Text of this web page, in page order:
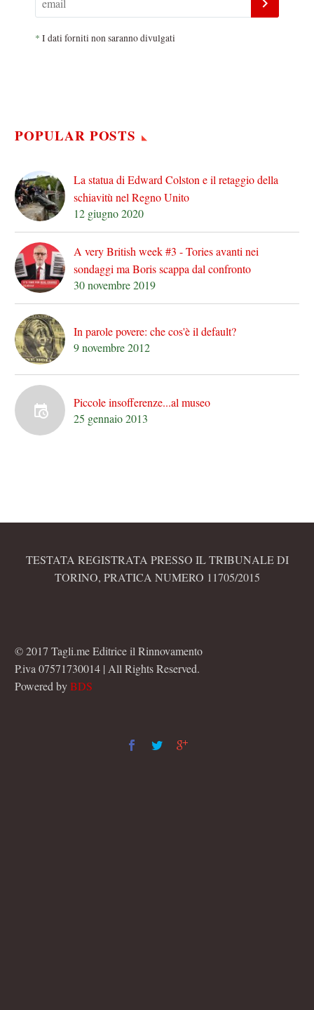
* I dati forniti non saranno divulgati
POPULAR POSTS
La statua di Edward Colston e il retaggio della
schiavitù nel Regno Unito
12 giugno 2020
A very British week #3 - Tories avanti nei
sondaggi ma Boris scappa dal confronto
30 novembre 2019
In parole povere: che cos'è il default?
9 novembre 2012
Piccole insofferenze...al museo
25 gennaio 2013
TESTATA REGISTRATA PRESSO IL TRIBUNALE DI
TORINO, PRATICA NUMERO 11705/2015
© 2017 Tagli.me Editrice il Rinnovamento
P.iva 07571730014 | All Rights Reserved.
Powered byBDS